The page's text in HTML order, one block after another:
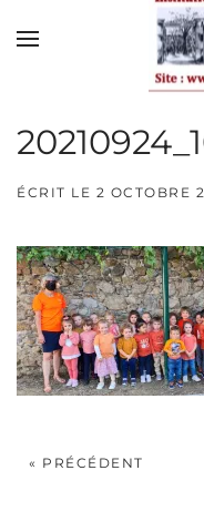
Skip to main content
ÉCRIT LE 2 OCTOBRE
« PRÉCÉDENT